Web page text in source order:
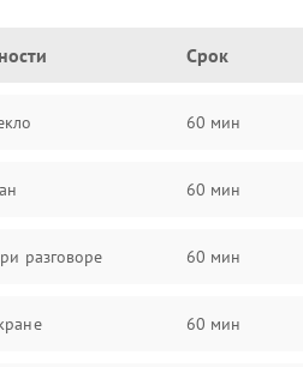
Срок
60 мин
60 мин
разговоре 60 мин
60 мин